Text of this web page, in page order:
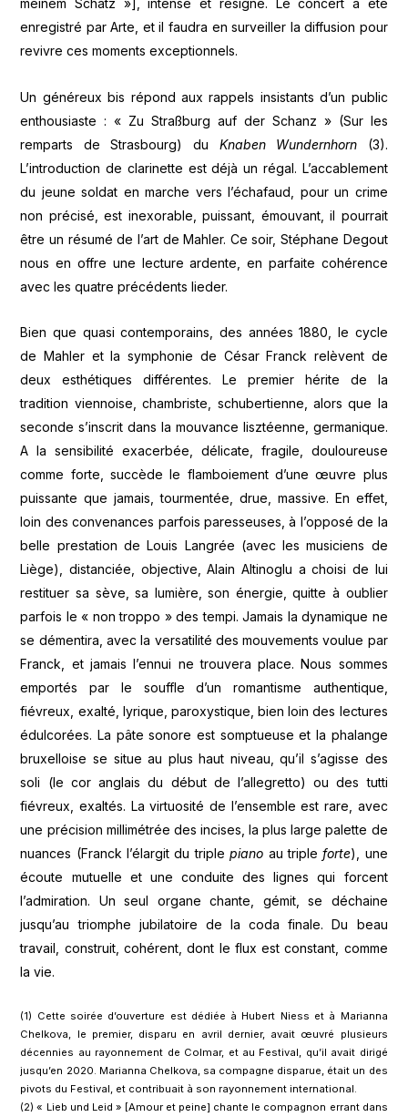
meinem Schatz »], intense et résigné. Le concert a été
enregistré par Arte, et il faudra en surveiller la diffusion pour
revivre ces moments exceptionnels.
Un généreux bis répond aux rappels insistants d’un public
enthousiaste : « Zu Straßburg auf der Schanz » (Sur les
remparts de Strasbourg) du Knaben Wundernhorn (3).
L’introduction de clarinette est déjà un régal. L’accablement
du jeune soldat en marche vers l’échafaud, pour un crime
non précisé, est inexorable, puissant, émouvant, il pourrait
être un résumé de l’art de Mahler. Ce soir, Stéphane Degout
nous en offre une lecture ardente, en parfaite cohérence
avec les quatre précédents lieder.
Bien que quasi contemporains, des années 1880, le cycle
de Mahler et la symphonie de César Franck relèvent de
deux esthétiques différentes. Le premier hérite de la
tradition viennoise, chambriste, schubertienne, alors que la
seconde s’inscrit dans la mouvance lisztéenne, germanique.
A la sensibilité exacerbée, délicate, fragile, douloureuse
comme forte, succède le flamboiement d’une œuvre plus
puissante que jamais, tourmentée, drue, massive. En effet,
loin des convenances parfois paresseuses, à l’opposé de la
belle prestation de Louis Langrée (avec les musiciens de
Liège), distanciée, objective, Alain Altinoglu a choisi de lui
restituer sa sève, sa lumière, son énergie, quitte à oublier
parfois le « non troppo » des tempi. Jamais la dynamique ne
se démentira, avec la versatilité des mouvements voulue par
Franck, et jamais l’ennui ne trouvera place. Nous sommes
emportés par le souffle d’un romantisme authentique,
fiévreux, exalté, lyrique, paroxystique, bien loin des lectures
édulcorées. La pâte sonore est somptueuse et la phalange
bruxelloise se situe au plus haut niveau, qu’il s’agisse des
soli (le cor anglais du début de l’allegretto) ou des tutti
fiévreux, exaltés. La virtuosité de l’ensemble est rare, avec
une précision millimétrée des incises, la plus large palette de
nuances (Franck l’élargit du triplepiano au tripleforte), une
écoute mutuelle et une conduite des lignes qui forcent
l’admiration. Un seul organe chante, gémit, se déchaine
jusqu’au triomphe jubilatoire de la coda finale. Du beau
travail, construit, cohérent, dont le flux est constant, comme
la vie.
(1) Cette soirée d’ouverture est dédiée à Hubert Niess et à Marianna
Chelkova, le premier, disparu en avril dernier, avait œuvré plusieurs
décennies au rayonnement de Colmar, et au Festival, qu’il avait dirigé
jusqu’en 2020. Marianna Chelkova, sa compagne disparue, était un des
pivots du Festival, et contribuait à son rayonnement international.
(2) « Lieb und Leid » [Amour et peine] chante le compagnon errant dans